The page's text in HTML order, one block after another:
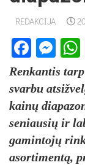
REDAKCIJA
Renkantis
svarbu
kainų
seniausių ir
gamintojų
asortimentą,